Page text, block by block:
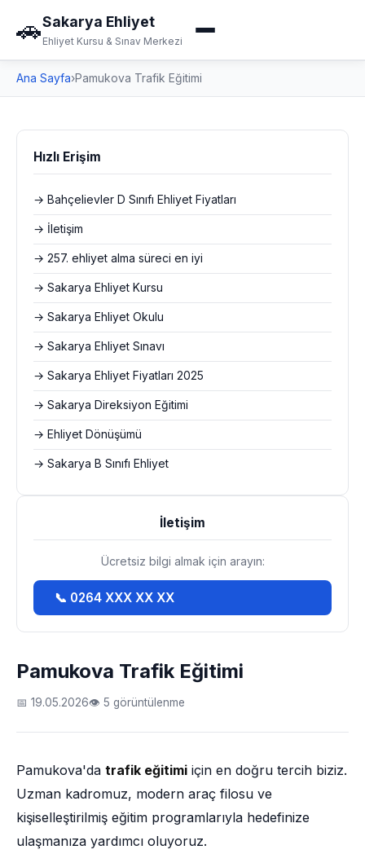
🚗Sakarya Ehliyet
Ehliyet Kursu & Sınav Merkezi
Ana Sayfa›Pamukova Trafik Eğitimi
Pamukova Trafik Eğitimi
📅 19.05.2026👁 5 görüntülenme
Pamukova'da trafik eğitimi için en doğru tercih biziz.
Uzman kadromuz, modern araç filosu ve
kişiselleştirilmiş eğitim programlarıyla hedefinize
ulaşmanıza yardımcı oluyoruz.
Hızlı Erişim
→ Bahçelievler D Sınıfı Ehliyet Fiyatları
→ İletişim
→ 257. ehliyet alma süreci en iyi
→ Sakarya Ehliyet Kursu
→ Sakarya Ehliyet Okulu
→ Sakarya Ehliyet Sınavı
→ Sakarya Ehliyet Fiyatları 2025
→ Sakarya Direksiyon Eğitimi
→ Ehliyet Dönüşümü
→ Sakarya B Sınıfı Ehliyet
İletişim
Ücretsiz bilgi almak için arayın:
📞 0264 XXX XX XX